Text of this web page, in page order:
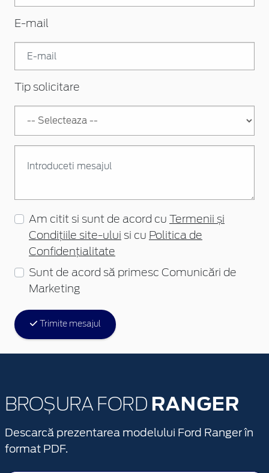
E-mail
Tip solicitare
Am citit si sunt de acord cu
Termenii și
Condițiile site-ului si cu Politica de
Confidențialitate
Sunt de acord să primesc Comunicări de
Marketing
Trimite mesajul
BROȘURA FORD RANGER
Descarcă prezentarea modelului Ford Ranger în
format PDF.